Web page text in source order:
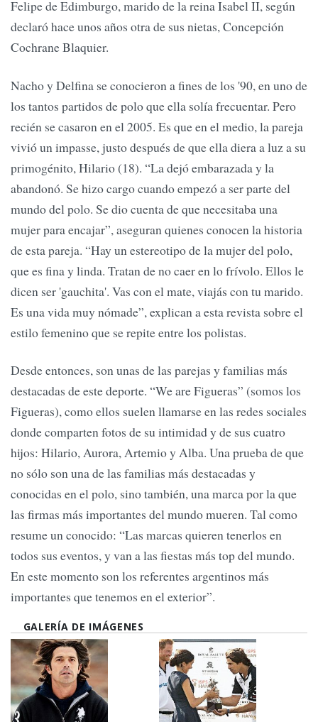
Felipe de Edimburgo, marido de la reina Isabel II, según
declaró hace unos años otra de sus nietas, Concepción
Cochrane Blaquier.
Nacho y Delfina se conocieron a fines de los '90, en uno de
los tantos partidos de polo que ella solía frecuentar. Pero
recién se casaron en el 2005. Es que en el medio, la pareja
vivió un impasse, justo después de que ella diera a luz a su
primogénito, Hilario (18). “La dejó embarazada y la
abandonó. Se hizo cargo cuando empezó a ser parte del
mundo del polo. Se dio cuenta de que necesitaba una
mujer para encajar”, aseguran quienes conocen la historia
de esta pareja. “Hay un estereotipo de la mujer del polo,
que es fina y linda. Tratan de no caer en lo frívolo. Ellos le
dicen ser 'gauchita'. Vas con el mate, viajás con tu marido.
Es una vida muy nómade”, explican a esta revista sobre el
estilo femenino que se repite entre los polistas.
Desde entonces, son unas de las parejas y familias más
destacadas de este deporte. “We are Figueras” (somos los
Figueras), como ellos suelen llamarse en las redes sociales
donde comparten fotos de su intimidad y de sus cuatro
hijos: Hilario, Aurora, Artemio y Alba. Una prueba de que
no sólo son una de las familias más destacadas y
conocidas en el polo, sino también, una marca por la que
las firmas más importantes del mundo mueren. Tal como
resume un conocido: “Las marcas quieren tenerlos en
todos sus eventos, y van a las fiestas más top del mundo.
En este momento son los referentes argentinos más
importantes que tenemos en el exterior”.
GALERÍA DE IMÁGENES